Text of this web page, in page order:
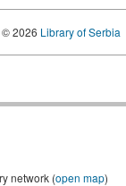
© 2026 Library of Serbia
network (open map)